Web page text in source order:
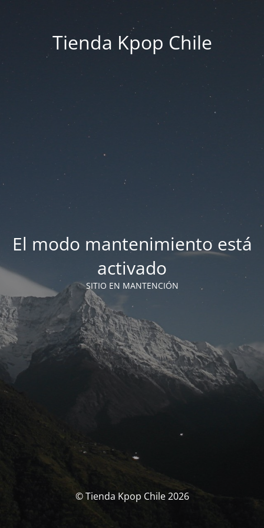
Tienda Kpop Chile
El modo mantenimiento está
activado
SITIO EN MANTENCIÓN
© Tienda Kpop Chile 2026